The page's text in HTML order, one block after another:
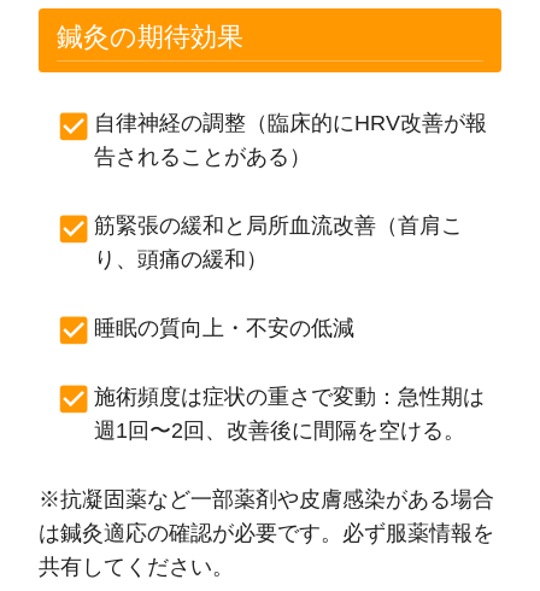
鍼灸の期待効果
自律神経の調整（臨床的にHRV改善が報
告されることがある）
筋緊張の緩和と局所血流改善（首肩こ
り、頭痛の緩和）
睡眠の質向上・不安の低減
施術頻度は症状の重さで変動：急性期は
週1回〜2回、改善後に間隔を空ける。
※抗凝固薬など一部薬剤や皮膚感染がある場合
は鍼灸適応の確認が必要です。必ず服薬情報を
共有してください。